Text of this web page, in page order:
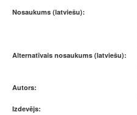
Nosaukums (latviešu):
Alternatīvais nosaukums (latviešu):
Autors:
Izdevējs: